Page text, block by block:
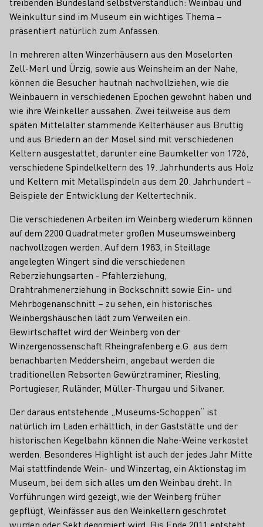
Weinkultur sind im Museum ein wichtiges Thema –
präsentiert natürlich zum Anfassen.
In mehreren alten Winzerhäusern aus den Moselorten
Zell-Merl und Ürzig, sowie aus Weinsheim an der Nahe,
können die Besucher hautnah nachvollziehen, wie die
Weinbauern in verschiedenen Epochen gewohnt haben und
wie ihre Weinkeller aussahen. Zwei teilweise aus dem
späten Mittelalter stammende Kelterhäuser aus Bruttig
und aus Briedern an der Mosel sind mit verschiedenen
Keltern ausgestattet, darunter eine Baumkelter von 1726,
verschiedene Spindelkeltern des 19. Jahrhunderts aus Holz
und Keltern mit Metallspindeln aus dem 20. Jahrhundert –
Beispiele der Entwicklung der Keltertechnik.
Die verschiedenen Arbeiten im Weinberg wiederum können
auf dem 2200 Quadratmeter großen Museumsweinberg
nachvollzogen werden. Auf dem 1983, in Steillage
angelegten Wingert sind die verschiedenen
Reberziehungsarten - Pfahlerziehung,
Drahtrahmenerziehung in Bockschnitt sowie Ein- und
Mehrbogenanschnitt – zu sehen, ein historisches
Weinbergshäuschen lädt zum Verweilen ein.
Bewirtschaftet wird der Weinberg von der
Winzergenossenschaft Rheingrafenberg e.G. aus dem
benachbarten Meddersheim, angebaut werden die
traditionellen Rebsorten Gewürztraminer, Riesling,
Portugieser, Ruländer, Müller-Thurgau und Silvaner.
Der daraus entstehende „Museums-Schoppen“ ist
natürlich im Laden erhältlich, in der Gaststätte und der
historischen Kegelbahn können die Nahe-Weine verkostet
werden. Besonderes Highlight ist auch der jedes Jahr Mitte
Mai stattfindende Wein- und Winzertag, ein Aktionstag im
Museum, bei dem sich alles um den Weinbau dreht. In
Vorführungen wird gezeigt, wie der Weinberg früher
gepflügt, Weinfässer aus den Weinkellern geschrotet
wurden oder Sekt degorgiert wird. Bis Ende 2011 entsteht